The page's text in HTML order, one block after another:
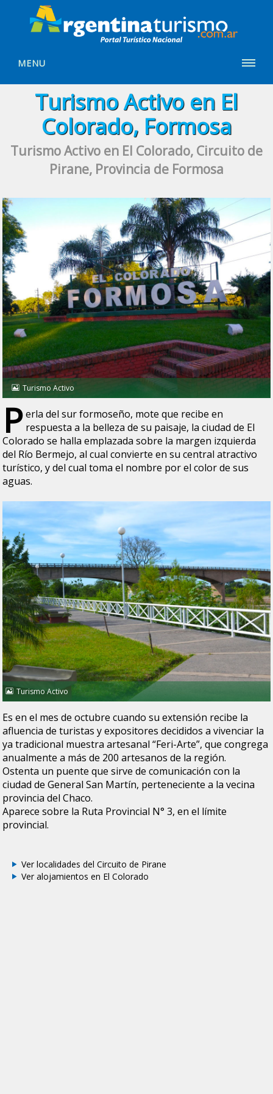
MENU
Turismo Activo en El
Colorado, Formosa
Turismo Activo en El Colorado, Circuito de
Pirane, Provincia de Formosa
Turismo Activo
P erla del sur formoseño, mote que recibe en
respuesta a la belleza de su paisaje, la ciudad de El
Colorado se halla emplazada sobre la margen izquierda
del Río Bermejo, al cual convierte en su central atractivo
turístico, y del cual toma el nombre por el color de sus
aguas.
Turismo Activo
Es en el mes de octubre cuando su extensión recibe la
afluencia de turistas y expositores decididos a vivenciar la
ya tradicional muestra artesanal “Feri-Arte”, que congrega
anualmente a más de 200 artesanos de la región.
Ostenta un puente que sirve de comunicación con la
ciudad de General San Martín, perteneciente a la vecina
provincia del Chaco.
Aparece sobre la Ruta Provincial N° 3, en el límite
provincial.
Ver localidades del Circuito de Pirane
Ver alojamientos en El Colorado